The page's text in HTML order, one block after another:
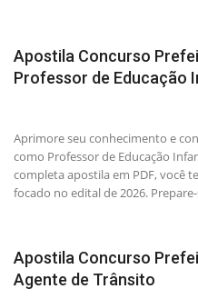
Apostila Concurso
Professor de Educação
Aprimore seu conhecimento e
como Professor de Educação
completa apostila em PDF, você
focado no edital de 2026.
Apostila Concurso
Agente de Trânsito